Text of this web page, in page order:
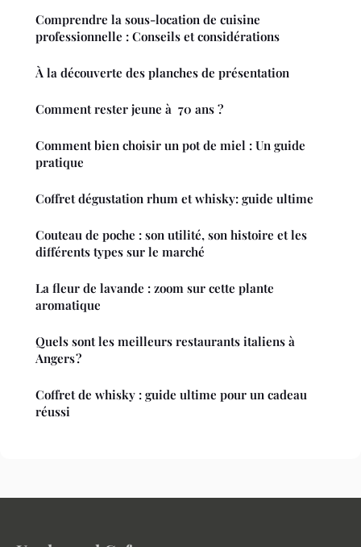
Comprendre la sous-location de cuisine
professionnelle : Conseils et considérations
À la découverte des planches de présentation
Comment rester jeune à 70 ans ?
Comment bien choisir un pot de miel : Un guide
pratique
Coffret dégustation rhum et whisky: guide ultime
Couteau de poche : son utilité, son histoire et les
différents types sur le marché
La fleur de lavande : zoom sur cette plante
aromatique
Quels sont les meilleurs restaurants italiens à
Angers ?
Coffret de whisky : guide ultime pour un cadeau
réussi